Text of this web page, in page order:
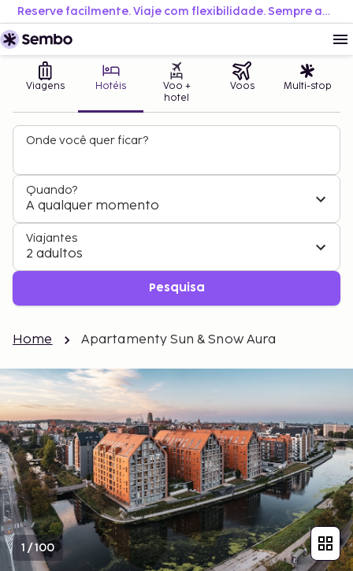
Reserve facilmente. Viaje com flexibilidade. Sempre ao melhor preço.
Viagens Hotéis
Voo +
hotel
Voos Multi-stop
Onde você quer ficar?
Quando?
A qualquer momento
Viajantes
2 adultos
Pesquisa
Home Apartamenty Sun & Snow Aura
1 /100